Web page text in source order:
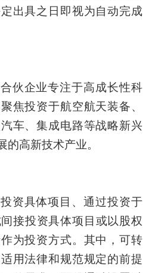
出具之日即视为自动完成
伙企业专注于高成长性科
焦投资于航空航天装备、
车、集成电路等战略新兴
高新技术产业。
资具体项目、通过投资于
接投资具体项目或以股权
为投资方式。其中，可转
用法律和规范规定的前提